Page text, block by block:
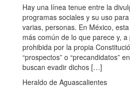
Hay una línea tenue entre la
programas sociales y su uso
varias, personas. En México,
más común de lo que parece y,
prohibida por la propia
“prospectos” o “precandidatos”
buscan evadir dichos […]
Heraldo de Aguascalientes